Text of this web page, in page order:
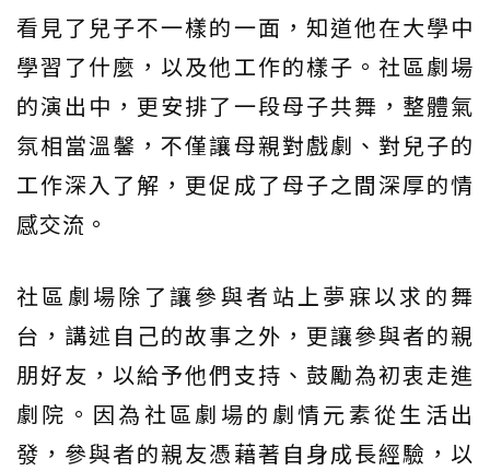
看見了兒子不一樣的一面，知道他在大學中
學習了什麼，以及他工作的樣子。社區劇場
的演出中，更安排了一段母子共舞，整體氣
氛相當溫馨，不僅讓母親對戲劇、對兒子的
工作深入了解，更促成了母子之間深厚的情
感交流。
社區劇場除了讓參與者站上夢寐以求的舞
台，講述自己的故事之外，更讓參與者的親
朋好友，以給予他們支持、鼓勵為初衷走進
劇院。因為社區劇場的劇情元素從生活出
發，參與者的親友憑藉著自身成長經驗，以